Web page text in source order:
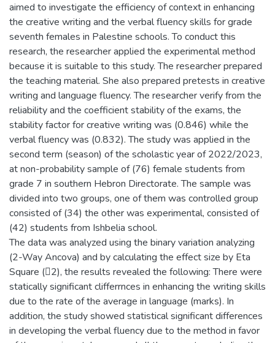
aimed to investigate the efficiency of context in enhancing
the creative writing and the verbal fluency skills for grade
seventh females in Palestine schools. To conduct this
research, the researcher applied the experimental method
because it is suitable to this study. The researcher prepared
the teaching material. She also prepared pretests in creative
writing and language fluency. The researcher verify from the
reliability and the coefficient stability of the exams, the
stability factor for creative writing was (0.846) while the
verbal fluency was (0.832). The study was applied in the
second term (season) of the scholastic year of 2022/2023,
at non-probability sample of (76) female students from
grade 7 in southern Hebron Directorate. The sample was
divided into two groups, one of them was controlled group
consisted of (34) the other was experimental, consisted of
(42) students from Ishbelia school.
The data was analyzed using the binary variation analyzing
(2-Way Ancova) and by calculating the effect size by Eta
Square (2), the results revealed the following: There were
statically significant clifferrnces in enhancing the writing skills
due to the rate of the average in language (marks). In
addition, the study showed statistical significant differences
in developing the verbal fluency due to the method in favor